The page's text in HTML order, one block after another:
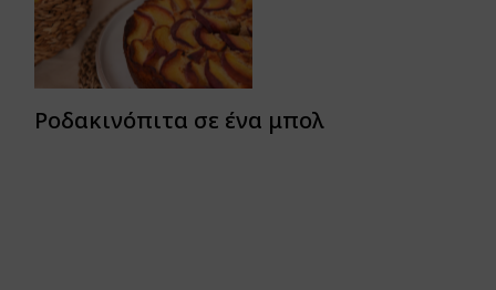
Ροδακινόπιτα σε ένα μπολ